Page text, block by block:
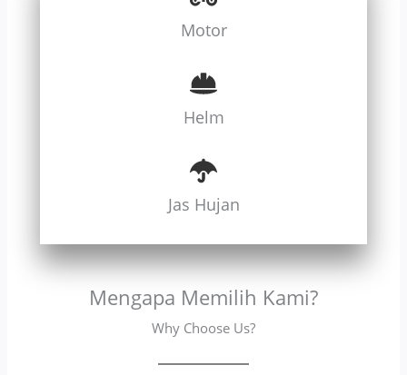
Motor
Helm
Jas Hujan
Mengapa Memilih Kami?
Why Choose Us?